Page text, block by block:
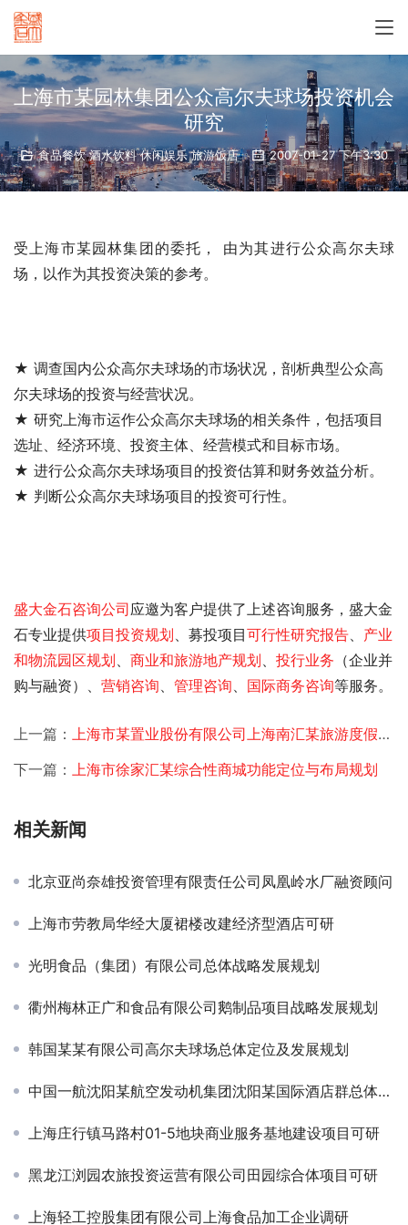
上海市某园林集团公众高尔夫球场投资机会
研究
食品餐饮 酒水饮料 休闲娱乐 旅游饭店 2007-01-27 下午3:30
受上海市某园林集团的委托， 由为其进行公众高尔夫球
场 ，以作为其投资决策的参考。
★ 调查国内公众高尔夫球场的市场状况，剖析典型公众高
尔夫球场的投资与经营状况。
★ 研究上海市运作公众高尔夫球场的相关条件，包括项目
选址、经济环境、投资主体、经营模式和目标市场。
★ 进行公众高尔夫球场项目的投资估算和财务效益分析。
★ 判断公众高尔夫球场项目的投资可行性。
盛大金石咨询公司应邀为客户提供了上述咨询服务，盛大金
石专业提供项目投资规划、募投项目可行性研究报告、 产业
和物流园区规划、 商业和旅游地产规划、 投行业务 （企业并
购与融资）、 营销咨询、 管理咨询、 国际商务咨询等服务。
上一篇： 上海市某置业股份有限公司上海南汇某旅游度假区功能论证
下一篇： 上海市徐家汇某综合性商城功能定位与布局规划
相关新闻
北京亚尚奈雄投资管理有限责任公司凤凰岭水厂融资顾问
上海市劳教局华经大厦裙楼改建经济型酒店可研
光明食品（集团）有限公司总体战略发展规划
衢州梅林正广和食品有限公司鹅制品项目战略发展规划
韩国某某有限公司高尔夫球场总体定位及发展规划
中国一航沈阳某航空发动机集团沈阳某国际酒店群总体定位与发展规划
上海庄行镇马路村01-5地块商业服务基地建设项目可研
黑龙江浏园农旅投资运营有限公司田园综合体项目可研
上海轻工控股集团有限公司上海食品加工企业调研